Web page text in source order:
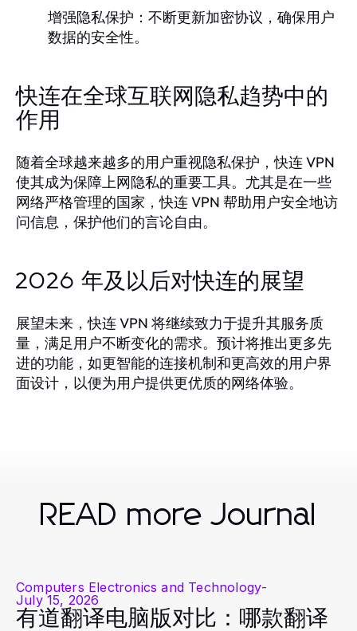
增强隐私保护： 不断更新加密协议，确保用户
数据的安全性。
快连在全球互联网隐私趋势中的
作用
随着全球越来越多的用户重视隐私保护，快连 VPN
使其成为保障上网隐私的重要工具。尤其是在一些
网络严格管理的国家，快连 VPN 帮助用户安全地访
问信息，保护他们的言论自由。
2026 年及以后对快连的展望
展望未来，快连 VPN 将继续致力于提升其服务质
量，满足用户不断变化的需求。预计将推出更多先
进的功能，如更智能的连接机制和更高效的用户界
面设计，以便为用户提供更优质的网络体验。
READ more Journal
Computers Electronics and Technology-
July 15, 2026
有道翻译电脑版对比：哪款翻译